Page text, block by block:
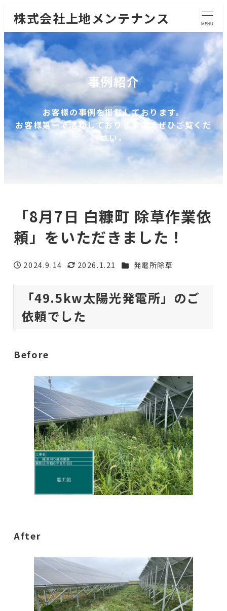
株式会社上地メンテナンス MENU
事例紹介
お客様の事例を掲載しております。
お客様第一で活動しておりますのでぜひご覧くだ
さい。
「8月7日 白糠町 除草作業依
頼」をいただきました！
投稿日
2024.9.14 更新日
2026.1.21 カテゴリー
発電所除草
「49.5kw太陽光発電所」のご
依頼でした
Before
After